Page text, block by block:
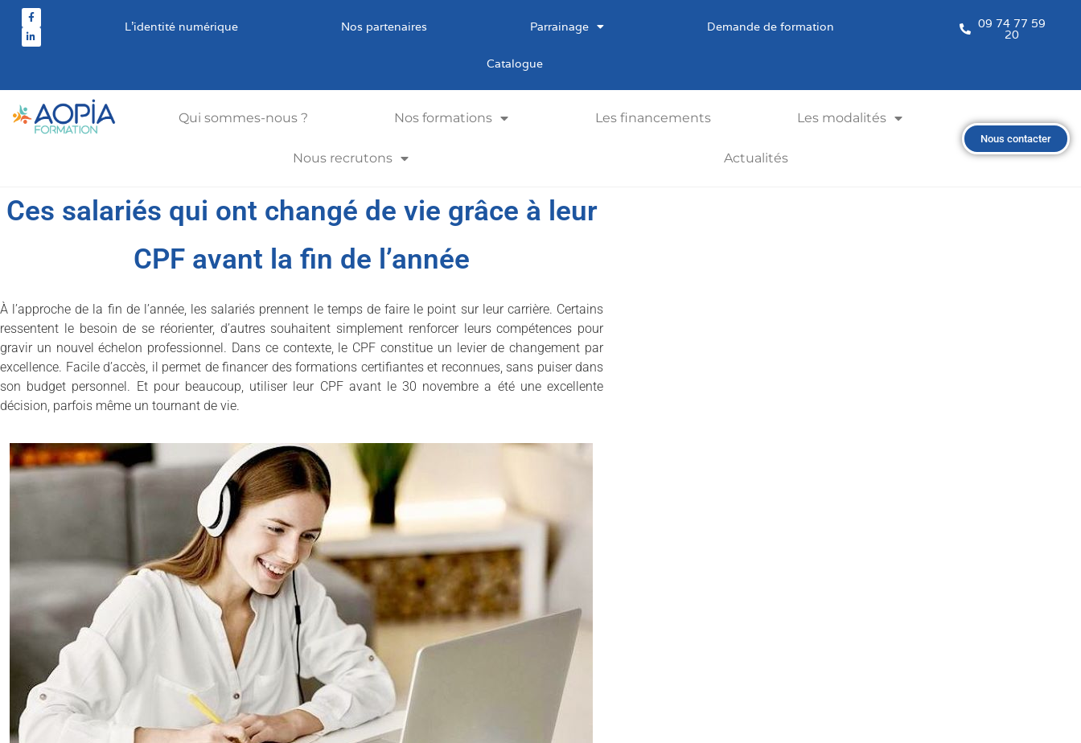
L’identité numérique Nos partenaires Parrainage Demande de formation
Catalogue
09 74 77 59
20
Qui sommes-nous ? Nos formations Les financements Les modalités
Nous recrutons Actualités
Nous contacter
Ces salariés qui ont changé de vie grâce à leur
CPF avant la fin de l’année
À l’approche de la fin de l’année, les salariés prennent le temps de faire le point sur leur carrière. Certains
ressentent le besoin de se réorienter, d’autres souhaitent simplement renforcer leurs compétences pour
gravir un nouvel échelon professionnel. Dans ce contexte, le CPF constitue un levier de changement par
excellence. Facile d’accès, il permet de financer des formations certifiantes et reconnues, sans puiser dans
son budget personnel. Et pour beaucoup, utiliser leur CPF avant le 30 novembre a été une excellente
décision, parfois même un tournant de vie.